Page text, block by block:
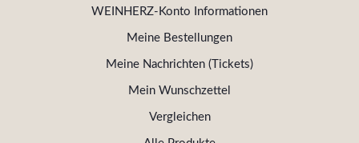
WEINHERZ-Konto Informationen
Meine Bestellungen
Meine Nachrichten (Tickets)
Mein Wunschzettel
Vergleichen